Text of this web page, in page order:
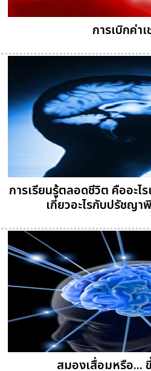
การเบิกค่า
การเรียนรู้ตลอดชีวิต คืออะ
เกี่ยวอะไรกับปรัชญ
สมองเสื่อมหรือ...